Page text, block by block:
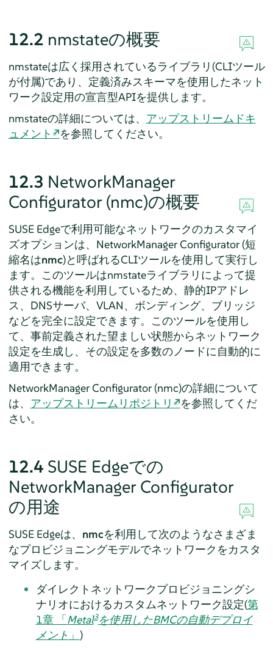
12.2 nmstateの概要
nmstateは広く採用されているライブラリ(CLIツール
が付属)であり、定義済みスキーマを使用したネット
ワーク設定用の宣言型APIを提供します。
nmstateの詳細については、 アップストリームドキ
ュメント
を参照してください。
12.3 NetworkManager
Configurator (nmc)の概要
SUSE Edgeで利用可能なネットワークのカスタマイ
ズオプションは、NetworkManager Configurator (短
縮名はnmc)と呼ばれるCLIツールを使用して実行し
ます。このツールはnmstateライブラリによって提
供される機能を利用しているため、静的IPアドレ
ス、DNSサーバ、VLAN、ボンディング、ブリッジ
などを完全に設定できます。このツールを使用し
て、事前定義された望ましい状態からネットワーク
設定を生成し、その設定を多数のノードに自動的に
適用できます。
NetworkManager Configurator (nmc)の詳細について
は、 アップストリームリポジトリ
を参照してくだ
さい。
12.4 SUSE Edgeでの
NetworkManager Configurator
の用途
SUSE Edgeは、 nmcを利用して次のようなさまざま
なプロビジョニングモデルでネットワークをカスタ
マイズします。
ダイレクトネットワークプロビジョニングシ
ナリオにおけるカスタムネットワーク設定(第
1章 「Metal3を使用したBMCの自動デプロイ
メント 」 )